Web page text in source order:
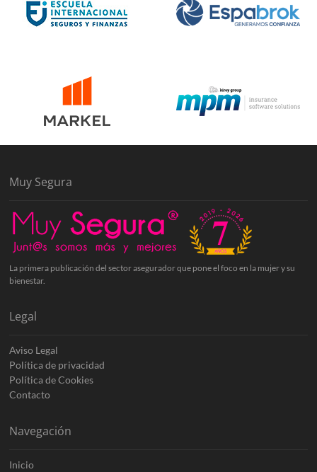
Muy Segura
La primera publicación del sector asegurador que pone el foco en la mujer y su
bienestar.
Legal
Aviso Legal
Política de privacidad
Política de Cookies
Contacto
Navegación
Inicio